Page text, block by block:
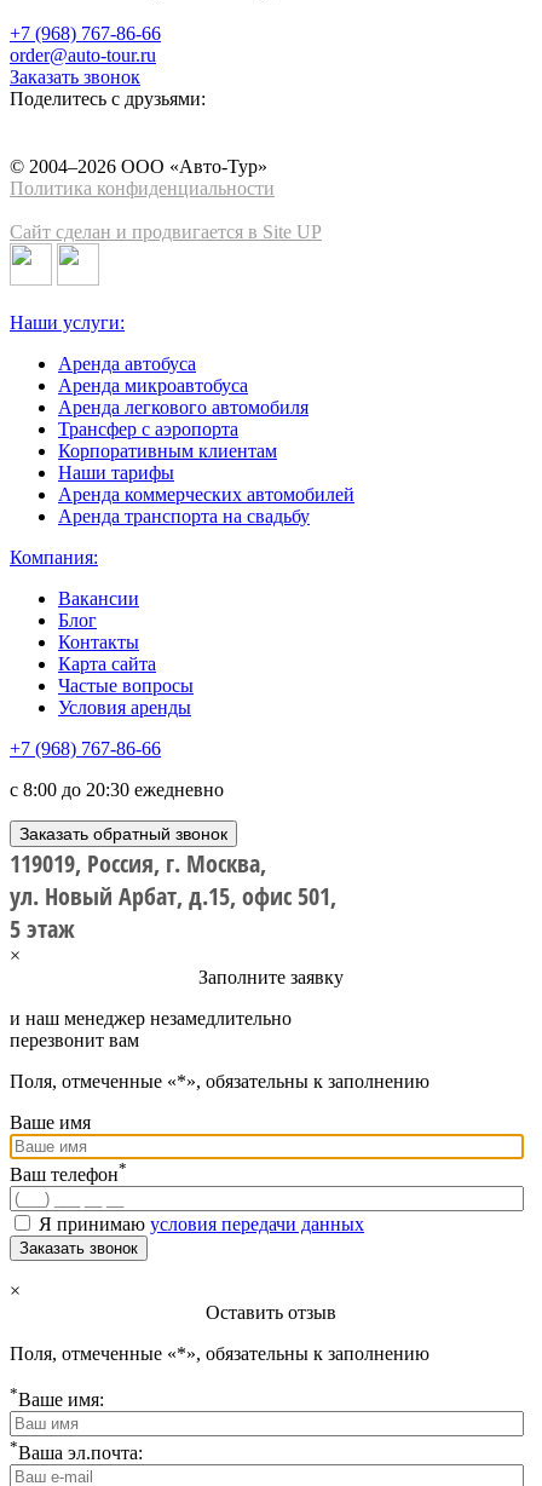
+7 (968) 767-86-66
order@auto-tour.ru
Заказать звонок
Поделитесь с друзьями:
© 2004–2026 ООО «Авто-Тур»
Политика конфиденциальности
Сайт сделан и продвигается в Site UP
Наши услуги:
Аренда автобуса
Аренда микроавтобуса
Аренда легкового автомобиля
Трансфер с аэропорта
Корпоративным клиентам
Наши тарифы
Аренда коммерческих автомобилей
Аренда транспорта на свадьбу
Компания:
Вакансии
Блог
Контакты
Карта сайта
Частые вопросы
Условия аренды
+7 (968) 767-86-66
с 8:00 до 20:30 ежедневно
Заказать обратный звонок
119019, Россия, г. Москва,
ул. Новый Арбат, д.15, офис 501,
5 этаж
×
Заполните заявку
и наш менеджер незамедлительно
перезвонит вам
Поля, отмеченные «*», обязательны к заполнению
Ваше имя
Ваш телефон*
Я принимаю условия передачи данных
Заказать звонок
×
Оставить отзыв
Поля, отмеченные «*», обязательны к заполнению
*Ваше имя:
*Ваша эл.почта: